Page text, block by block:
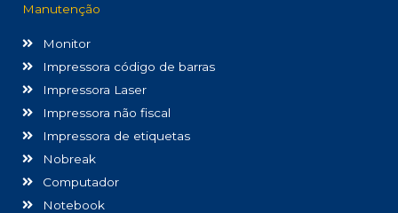
Manutenção
Monitor
Impressora código de barras
Impressora Laser
Impressora não fiscal
Impressora de etiquetas
Nobreak
Computador
Notebook